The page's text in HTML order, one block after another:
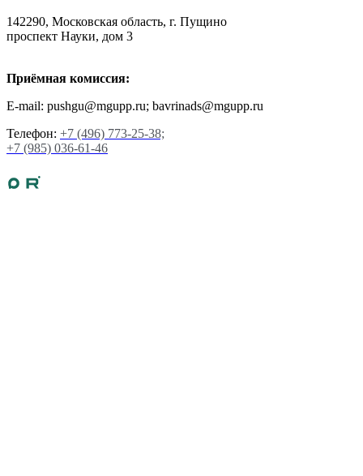
142290, Московская область, г. Пущино
проспект Науки, дом 3
Приёмная комиссия:
E-mail: pushgu@mgupp.ru; bavrinads@mgupp.ru
Телефон: +7 (496) 773-25-38;
+7 (985) 036-61-46